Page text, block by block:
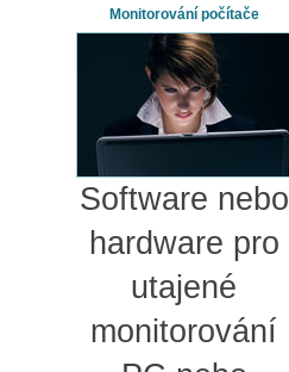
Monitorování počítače
Software nebo
hardware pro
utajené
monitorování